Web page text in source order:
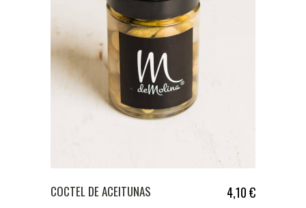
COCTEL DE ACEITUNAS 4,10€